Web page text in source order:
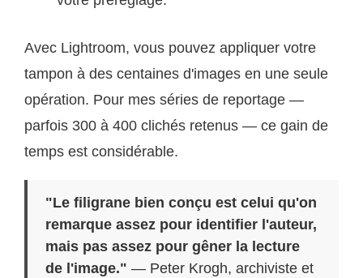
Avec Lightroom, vous pouvez appliquer votre
tampon à des centaines d'images en une seule
opération. Pour mes séries de reportage —
parfois 300 à 400 clichés retenus — ce gain de
temps est considérable.
"Le filigrane bien conçu est celui qu'on
remarque assez pour identifier l'auteur,
mais pas assez pour gêner la lecture
de l'image." — Peter Krogh, archiviste et